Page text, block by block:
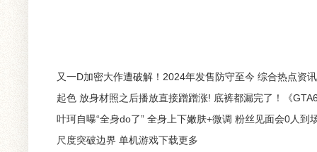
又一D加密大作遭破解！2024年发售防守至今 综合热点资
起色 放身材照之后播放直接蹭蹭涨! 底裤都漏完了！《
叶珂自曝“全身do了” 全身上下嫩肤+微调 粉丝见面会0人
尺度突破边界 单机游戏下载更多